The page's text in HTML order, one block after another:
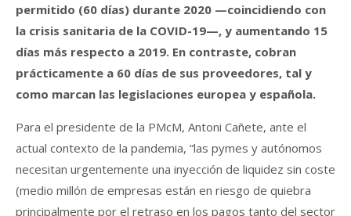
permitido (60 días) durante 2020 —coincidiendo con
la crisis sanitaria de la COVID-19—, y aumentando 15
días más respecto a 2019. En contraste, cobran
prácticamente a 60 días de sus proveedores, tal y
como marcan las legislaciones europea y española.
Para el presidente de la PMcM, Antoni Cañete, ante el
actual contexto de la pandemia, “las pymes y autónomos
necesitan urgentemente una inyección de liquidez sin coste
(medio millón de empresas están en riesgo de quiebra
principalmente por el retraso en los pagos tanto del sector